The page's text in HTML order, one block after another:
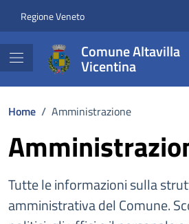
Regione Veneto
Comune Altavilla
Vicentina
Home / Amministrazione
Tutte le informazioni sulla
amministrativa del Comune.